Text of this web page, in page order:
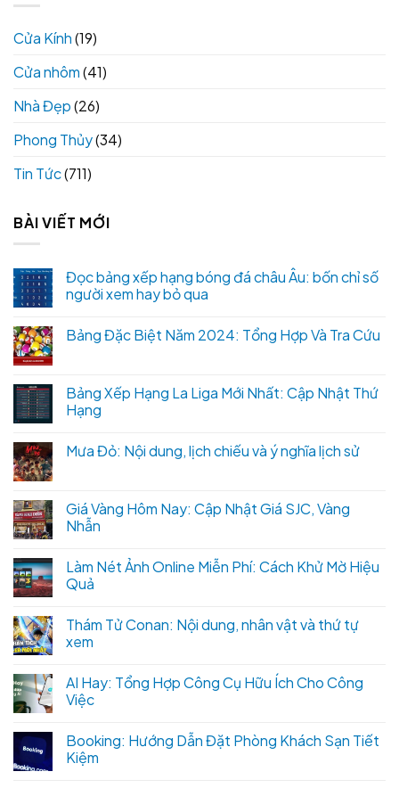
Cửa Kính(19)
Cửa nhôm(41)
Nhà Đẹp(26)
Phong Thủy(34)
Tin Tức(711)
BÀI VIẾT MỚI
Đọc bảng xếp hạng bóng đá châu Âu: bốn chỉ số
người xem hay bỏ qua
Bảng Đặc Biệt Năm 2024: Tổng Hợp Và Tra Cứu
Bảng Xếp Hạng La Liga Mới Nhất: Cập Nhật Thứ
Hạng
Mưa Đỏ: Nội dung, lịch chiếu và ý nghĩa lịch sử
Giá Vàng Hôm Nay: Cập Nhật Giá SJC, Vàng
Nhẫn
Làm Nét Ảnh Online Miễn Phí: Cách Khử Mờ Hiệu
Quả
Thám Tử Conan: Nội dung, nhân vật và thứ tự
xem
AI Hay: Tổng Hợp Công Cụ Hữu Ích Cho Công
Việc
Booking: Hướng Dẫn Đặt Phòng Khách Sạn Tiết
Kiệm